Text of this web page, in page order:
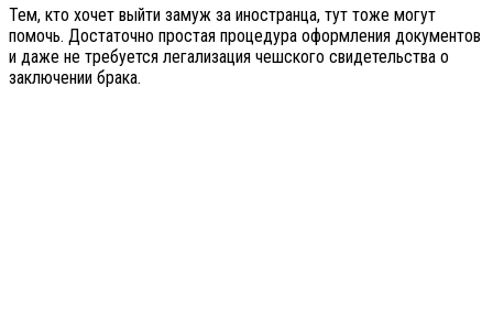
Тем, кто хочет выйти замуж за иностранца, тут тоже могут
помочь. Достаточно простая процедура оформления документов
и даже не требуется легализация чешского свидетельства о
заключении брака.